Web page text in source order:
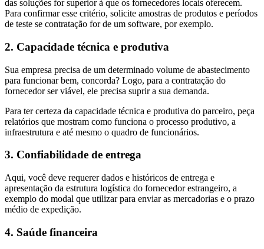
das soluções for superior à que os fornecedores locais oferecem.
Para confirmar esse critério, solicite amostras de produtos e períodos
de teste se contratação for de um software, por exemplo.
2. Capacidade técnica e produtiva
Sua empresa precisa de um determinado volume de abastecimento
para funcionar bem, concorda? Logo, para a contratação do
fornecedor ser viável, ele precisa suprir a sua demanda.
Para ter certeza da capacidade técnica e produtiva do parceiro, peça
relatórios que mostram como funciona o processo produtivo, a
infraestrutura e até mesmo o quadro de funcionários.
3. Confiabilidade de entrega
Aqui, você deve requerer dados e históricos de entrega e
apresentação da estrutura logística do fornecedor estrangeiro, a
exemplo do modal que utilizar para enviar as mercadorias e o prazo
médio de expedição.
4. Saúde financeira